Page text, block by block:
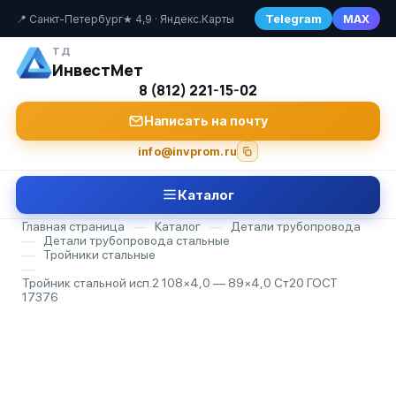
📍 Санкт-Петербург★ 4,9 · Яндекс.Карты Telegram MAX
ТД
ИнвестМет
8 (812) 221-15-02
Написать на почту
info@invprom.ru
Каталог
Главная страница — Каталог —
Детали трубопровода
—
Детали трубопровода стальные
—
Тройники стальные
—
Тройник стальной исп.2 108×4,0 — 89×4,0 Ст20 ГОСТ
17376